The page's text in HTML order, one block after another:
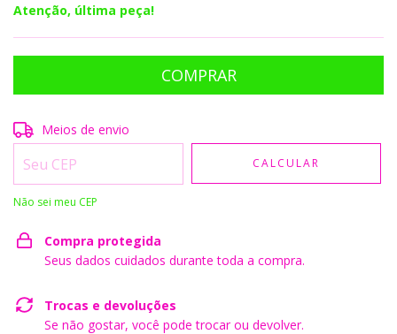
Atenção, última peça!
Entregas para o CEP:
Meios de envio
CALCULAR
Não sei meu CEP
Compra protegida
Seus dados cuidados durante toda a compra.
Trocas e devoluções
Se não gostar, você pode trocar ou devolver.